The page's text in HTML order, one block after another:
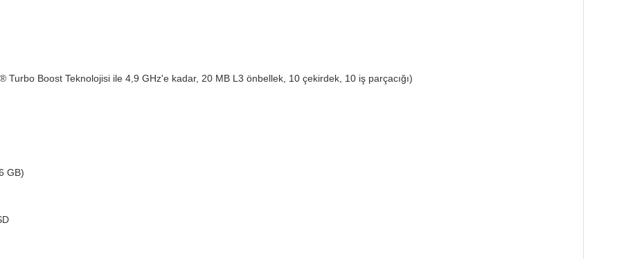
Boost Teknolojisi ile 4,9 GHz'e kadar, 20 MB L3 önbellek, 10 çekirdek, 10 iş parçacığı)
GB)